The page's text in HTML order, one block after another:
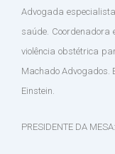
Advogada
saúde.
violência obstétrica
Machado Advogados.
Einstein.
PRESIDENTE DA MESA: